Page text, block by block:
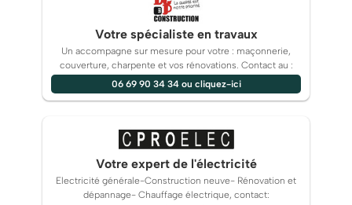
Votre spécialiste en travaux
Un accompagne sur mesure pour votre : maçonnerie,
couverture, charpente et vos rénovations. Contact au :
06 69 90 34 34 ou cliquez-ici
Votre expert de l'électricité
Electricité générale-Construction neuve- Rénovation et
dépannage- Chauffage électrique, contact: